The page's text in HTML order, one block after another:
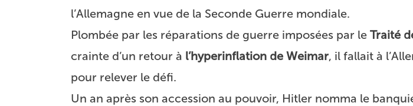
l’Allemagne en vue de la Seconde Guerre mondiale.
Plombée par les réparations de guerre imposées par le Traité
crainte d’un retour à l’hyperinflation de Weimar, il fallait à
pour relever le défi.
Un an après son accession au pouvoir, Hitler nomma le